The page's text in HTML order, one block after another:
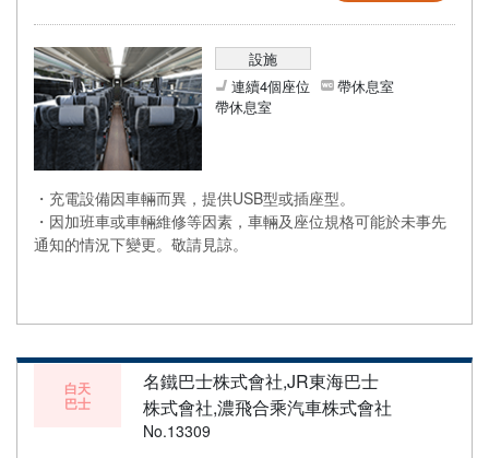
設施
連續4個座位
帶休息室
帶休息室
・充電設備因車輛而異，提供USB型或插座型。
・因加班車或車輛維修等因素，車輛及座位規格可能於未事先
通知的情況下變更。敬請見諒。
白天
巴士
名鐵巴士株式會社,JR東海巴士
株式會社,濃飛合乘汽車株式會社
No.13309